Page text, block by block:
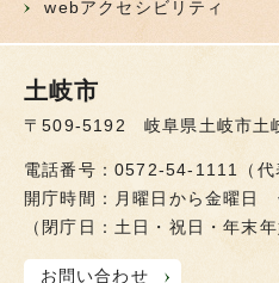
webアクセシビリティ
土岐市
〒509-5192 岐阜県土岐市土
電話番号：0572-54-1111（代
開庁時間：月曜日から金曜日
（閉庁日：土日・祝日・年末年
お問い合わせ